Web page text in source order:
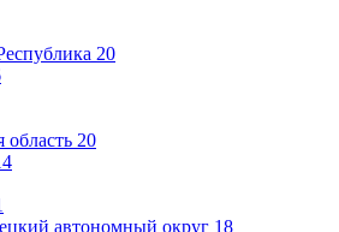
20
область 20
автономный округ 18